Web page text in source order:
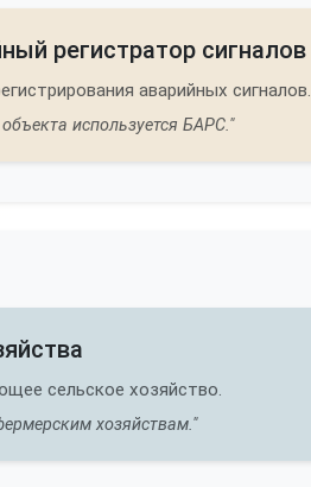
регистратор сигналов
аварийных сигналов.
используется БАРС."
сельское хозяйство.
хозяйствам."